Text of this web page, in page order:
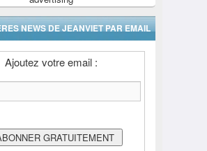
NEWS DE JEANVIET PAR EMAIL
Ajoutez votre email :